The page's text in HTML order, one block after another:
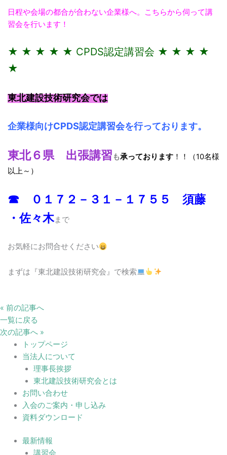
日程や会場の都合が合わない企業様へ。こちらから伺って講
習会を行います！
★ ★ ★ ★ ★ CPDS認定講習会 ★ ★ ★ ★
★
東北建設技術研究会では
企業様向けCPDS認定講習会を行っております。
東北６県 出張講習 も承っております！！（10名様
以上～）
☎ ０１７２－３１－１７５５ 須藤
・佐々木まで
お気軽にお問合せください
まずは『東北建設技術研究会』で検索
« 前の記事へ
一覧に戻る
次の記事へ »
トップページ
当法人について
理事長挨拶
東北建設技術研究会とは
お問い合わせ
入会のご案内・申し込み
資料ダウンロード
最新情報
講習会